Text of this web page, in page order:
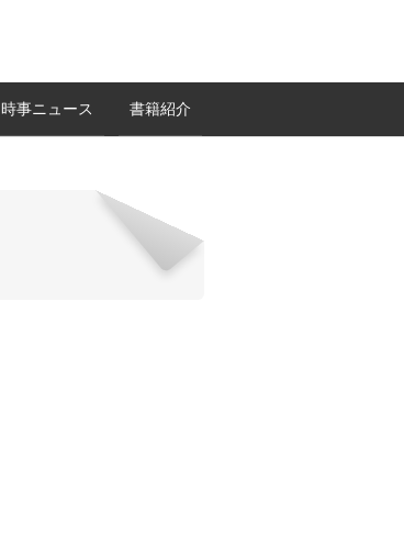
時事ニュース 書籍紹介